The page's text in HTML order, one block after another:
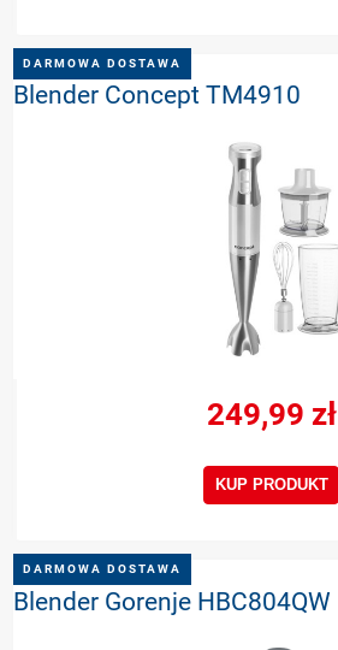
Blender Concept TM4910
249,99 zł
KUP PRODUKT
DARMOWA DOSTAWA
Blender Gorenje HBC804QW
DARMOWA DOSTAWA